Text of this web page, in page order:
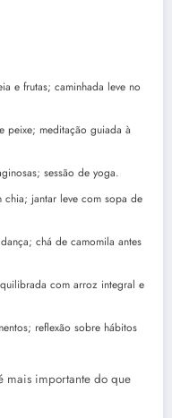
e frutas; caminhada leve no
peixe; meditação guiada à
sessão de yoga.
chia; jantar leve com sopa de
chá de camomila antes
com arroz integral e
reflexão sobre hábitos
mais importante do que